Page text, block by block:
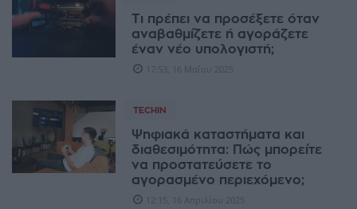
Τι πρέπει να προσέξετε όταν
αναβαθμίζετε ή αγοράζετε
έναν νέο υπολογιστή;
17:53, 16 Μαΐου 2025
TECHIN
Ψηφιακά καταστήματα και
διαθεσιμότητα: Πώς μπορείτε
να προστατεύσετε το
αγορασμένο περιεχόμενο;
12:15, 16 Απριλίου 2025